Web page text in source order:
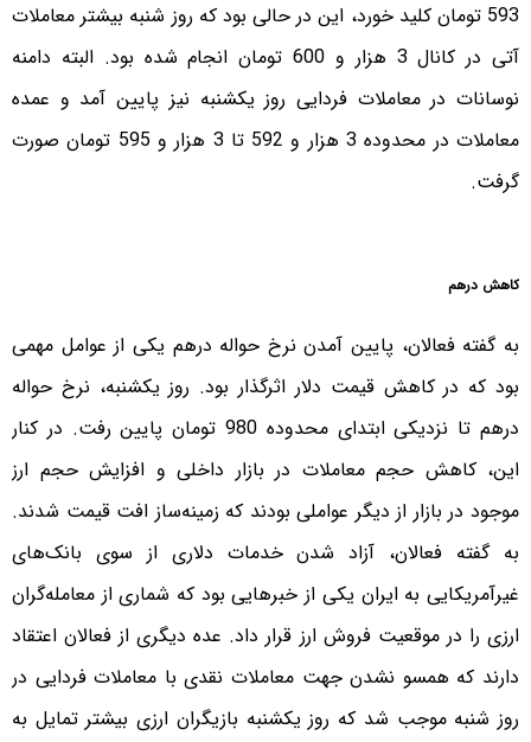
593 تومان کلید خورد، این در حالی بود که روز شنبه بیشتر معاملات
آتی در کانال 3 هزار و 600 تومان انجام شده بود. البته دامنه
نوسانات در معاملات فردایی روز یکشنبه نیز پایین آمد و عمده
معاملات در محدوده 3 هزار و 592 تا 3 هزار و 595 تومان صورت
گرفت.
کاهش درهم
به گفته فعالان، پایین آمدن نرخ حواله درهم یکی از عوامل مهمی
بود که در کاهش قیمت دلار اثرگذار بود. روز یکشنبه، نرخ حواله
درهم تا نزدیکی ابتدای محدوده 980 تومان پایین رفت. در کنار
این، کاهش حجم معاملات در بازار داخلی و افزایش حجم ارز
موجود در بازار از دیگر عواملی بودند که زمینه‌ساز افت قیمت شدند.
به گفته فعالان، آزاد شدن خدمات دلاری از سوی بانک‌های
غیرآمریکایی به ایران یکی از خبرهایی بود که شماری از معامله‌گران
ارزی را در موقعیت فروش ارز قرار داد. عده دیگری از فعالان اعتقاد
دارند که همسو نشدن جهت معاملات نقدی با معاملات فردایی در
روز شنبه موجب شد که روز یکشنبه بازیگران ارزی بیشتر تمایل به